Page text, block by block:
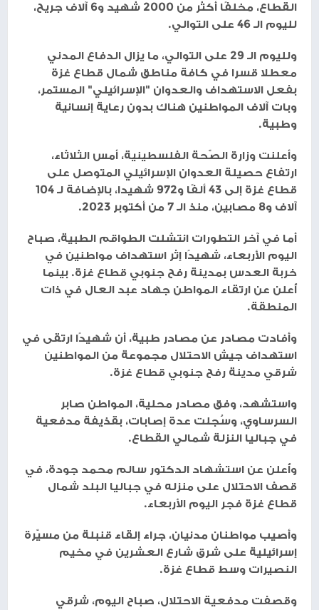
القطاع، مخلفًا أكثر من 2000 شهيد و6 آلاف جريح،
لليوم الـ 46 على التوالي.
ولليوم الـ 29 على التوالي، ما يزال الدفاع المدني
معطلا قسرا في كافة مناطق شمال قطاع غزة
بفعل الاستهداف والعدوان "الإسرائيلي" المستمر،
وبات آلاف المواطنين هناك بدون رعاية إنسانية
وطبية.
وأعلنت وزارة الصّحة الفلسطينية، أمس الثلاثاء،
ارتفاع حصيلة العدوان الإسرائيلي المتوصل على
قطاع غزة إلى 43 ألفًا و972 شهيدا، بالإضافة لـ 104
آلاف و8 مصابين، منذ الـ 7 من أكتوبر 2023.
أما في آخر التطورات انتشلت الطواقم الطبية، صباح
اليوم الأربعاء، شهيدًا إثر استهداف مواطنين في
خربة العدس بمدينة رفح جنوبي قطاع غزة. بينما
أُعلن عن ارتقاء المواطن جهاد عبد العال في ذات
المنطقة.
وأفادت مصادر عن مصادر طبية، أن شهيدًا ارتقى في
استهداف جيش الاحتلال مجموعة من المواطنين
شرقي مدينة رفح جنوبي قطاع غزة.
واستشهد، وفق مصادر محلية، المواطن صابر
السرساوي، وسُجلت عدة إصابات، بقذيفة مدفعية
في جباليا النزلة شمالي القطاع.
وأُعلن عن استشهاد الدكتور سالم محمد جودة، في
قصف الاحتلال على منزله في جباليا البلد شمال
قطاع غزة فجر اليوم الأربعاء.
وأصيب مواطنان مدنيان، جراء إلقاء قنبلة من مسيّرة
إسرائيلية على شرق شارع العشرين في مخيم
النصيرات وسط قطاع غزة.
وقصفت مدفعية الاحتلال، صباح اليوم، شرقي